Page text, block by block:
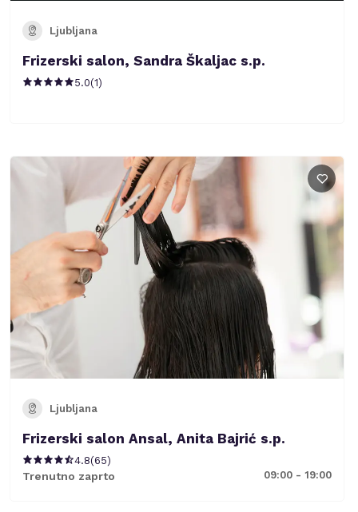
Ljubljana
Frizerski salon, Sandra Škaljac s.p.
5.0(1)
Ljubljana
Frizerski salon Ansal, Anita Bajrić s.p.
4.8(65)
Trenutno zaprto 09:00 - 19:00